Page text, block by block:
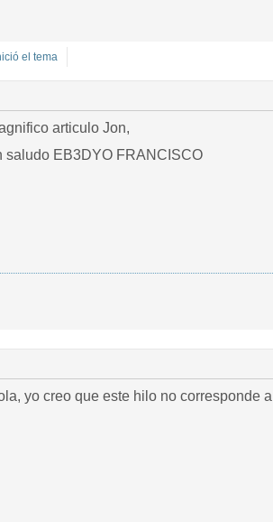
el tema
articulo Jon,
saludo EB3DYO FRANCISCO
yo creo que este hilo no corresponde